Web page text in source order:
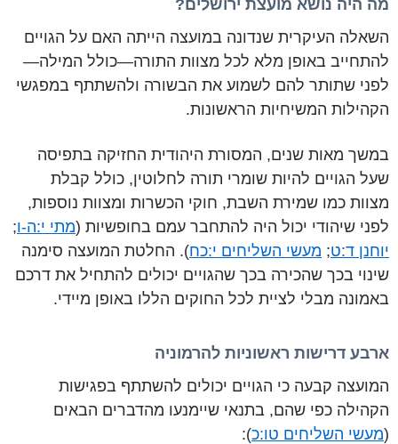
מה היה נושא מועצת ירושלים?
השאלה העיקרית שנדונה במועצה הייתה האם על הגויים
להתחייב באופן מלא לכל מצוות התורה—כולל המילה—
לפני שתותר להם לשמוע את הבשורה ולהשתתף במפגשי
הקהילות המשיחיות הראשונות.
במשך מאות שנים, המסורת היהודית החזיקה בתפיסה
שעל הגויים להיות שומרי תורה לחלוטין, כולל קבלת
מצוות כמו שמירת השבת, חוקי הכשרות ומצוות נוספות,
לפני שיהודי יכול היה להתחבר עמם בחופשיות (מתי י:ה-ו;
יוחנן ד:ט; מעשי השליחים י:כח). החלטת המועצה סימנה
שינוי בכך שהכירה בכך שהגויים יכולים להתחיל את דרכם
באמונה מבלי לציית לכל החוקים הללו באופן מיידי.
ארבע דרישות ראשוניות להרמוניה
המועצה קבעה כי הגויים יכולים להשתתף בפגישות
הקהילה כפי שהם, בתנאי שיימנעו מהדברים הבאים
(מעשי השליחים טו:כ):